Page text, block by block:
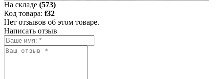
На складе (573)
Код товара: f32
Нет отзывов об этом товаре.
Написать отзыв